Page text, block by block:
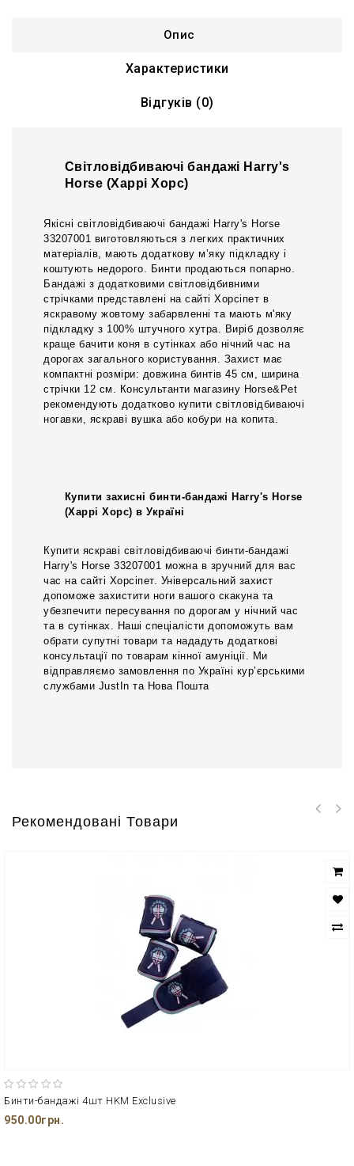
Опис
Характеристики
Відгуків (0)
Світловідбиваючі бандажі Harry's
Horse (Харрі Хорс)
Якісні світловідбиваючі бандажі Harry's Horse
33207001 виготовляються з легких практичних
матеріалів, мають додаткову м’яку підкладку і
коштують недорого. Бинти продаються попарно.
Бандажі з додатковими світловідбивними
стрічками представлені на сайті Хорсіпет в
яскравому жовтому забарвленні та мають м'яку
підкладку з 100% штучного хутра. Виріб дозволяє
краще бачити коня в сутінках або нічний час на
дорогах загального користування. Захист має
компактні розміри: довжина бинтів 45 см, ширина
стрічки 12 см. Консультанти магазину Horse&Pet
рекомендують додатково купити світловідбиваючі
ногавки, яскраві вушка або кобури на копита.
Купити захисні бинти-бандажі Harry's Horse
(Харрі Хорс) в Україні
Купити яскраві світловідбиваючі бинти-бандажі
Harry's Horse 33207001 можна в зручний для вас
час на сайті Хорсіпет. Універсальний захист
допоможе захистити ноги вашого скакуна та
убезпечити пересування по дорогам у нічний час
та в сутінках. Наші спеціалісти допоможуть вам
обрати супутні товари та нададуть додаткові
консультації по товарам кінної амуніції. Ми
відправляємо замовлення по Україні кур’єрськими
службами JustIn та Нова Пошта
Рекомендовані Товари
Бинти-бандажі 4шт HKM Exclusive
950.00грн.